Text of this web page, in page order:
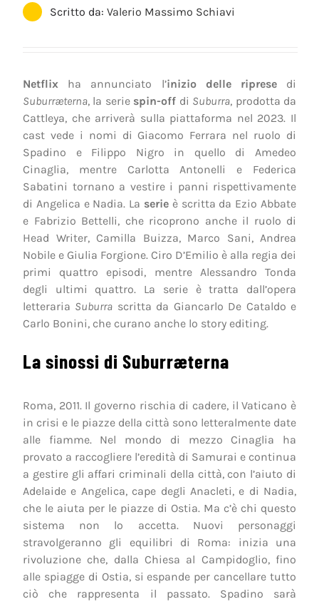
Scritto da:Valerio Massimo Schiavi
Netflix ha annunciato l’inizio delle ripresedi
Suburræterna, la serie spin-off di Suburra, prodotta da
Cattleya, che arriverà sulla piattaforma nel 2023. Il
cast vede i nomi di Giacomo Ferrara nel ruolo di
Spadino e Filippo Nigro in quello di Amedeo
Cinaglia, mentre Carlotta Antonelli e Federica
Sabatini tornano a vestire i panni rispettivamente
di Angelica e Nadia. La serie è scritta da Ezio Abbate
e Fabrizio Bettelli, che ricoprono anche il ruolo di
Head Writer, Camilla Buizza, Marco Sani, Andrea
Nobile e Giulia Forgione. Ciro D’Emilio è alla regia dei
primi quattro episodi, mentre Alessandro Tonda
degli ultimi quattro. La serie è tratta dall’opera
letteraria Suburra scritta da Giancarlo De Cataldo e
Carlo Bonini, che curano anche lo story editing.
La sinossi di Suburræterna
Roma, 2011. Il governo rischia di cadere, il Vaticano è
in crisi e le piazze della città sono letteralmente date
alle fiamme. Nel mondo di mezzo Cinaglia ha
provato a raccogliere l’eredità di Samurai e continua
a gestire gli affari criminali della città, con l’aiuto di
Adelaide e Angelica, cape degli Anacleti, e di Nadia,
che le aiuta per le piazze di Ostia. Ma c’è chi questo
sistema non lo accetta. Nuovi personaggi
stravolgeranno gli equilibri di Roma: inizia una
rivoluzione che, dalla Chiesa al Campidoglio, fino
alle spiagge di Ostia, si espande per cancellare tutto
ciò che rappresenta il passato. Spadino sarà